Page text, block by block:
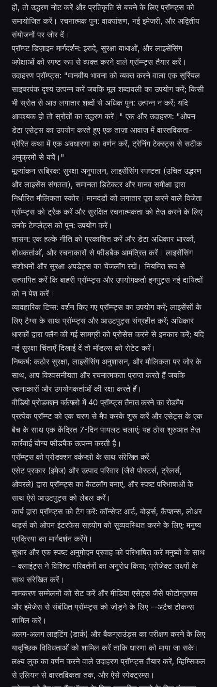
हों, तो उद्धरण नोट करें और प्रतिकृति से बचने के लिए प्रॉम्प्ट्स को
समायोजित करें। रचनात्मक पुन: वाक्यांशण, नई इमेजरी, और अद्वितीय
संयोजनों पर जोर दें।
प्रॉम्प्ट डिज़ाइन मार्गदर्शन: इरादे, सुरक्षा बाधाओं, और लाइसेंसिंग
अपेक्षाओं को स्पष्ट रूप से व्यक्त करने वाले प्रॉम्प्ट्स तैयार करें।
उदाहरण प्रॉम्प्ट्स: "मानवीय भावना को व्यक्त करने वाला एक सूर्रियल
साइबरपंक दृश्य उत्पन्न करें जबकि मूल शब्दावली का उपयोग करें; किसी
भी स्रोत से आठ लगातार शब्दों से अधिक पुन: उत्पन्न न करें; यदि
आवश्यक हो तो स्रोतों का उद्धरण करें।" एक और उदाहरण: "ओपन
डेटा एसेट्स का उपयोग करते हुए एक ताज़ा आवाज़ में वास्तविकता-
प्रेरित कथा में एक अवधारणा का वर्णन करें, ट्रेनिंग टेक्स्ट्स से सटीक
अनुक्रमों से बचें।"
मूल्यांकन रूब्रिक: सुरक्षा अनुपालन, लाइसेंसिंग स्पष्टता (उचित उद्धरण
और लाइसेंस संगतता), समानता डिटेक्टर और मानव समीक्षा द्वारा
निर्धारित मौलिकता स्कोर। मानदंडों को लगातार पूरा करने वाले विजेता
प्रॉम्प्ट्स को ट्रैक करें और सुरक्षित रचनात्मकता को तेज़ करने के लिए
उनके टेम्प्लेट्स को पुन: उपयोग करें।
शासन: एक हल्के नीति को प्रकाशित करें और डेटा अधिकार धारकों,
शोधकर्ताओं, और रचनाकारों से फीडबैक आमंत्रित करें। लाइसेंसिंग
संशोधनों और सुरक्षा अपडेट्स का चेंजलॉग रखें। नियमित रूप से
सत्यापित करें कि बाहरी प्रॉम्प्ट्स और उपयोगकर्ता इनपुट्स नई दायित्वों
को न पेश करें।
व्यावहारिक टिप्स: वर्शन किए गए प्रॉम्प्ट्स का उपयोग करें; लाइसेंसों के
लिए टैग्स के साथ प्रॉम्प्ट्स और आउटपुट्स संग्रहीत करें; अधिकार
धारकों द्वारा फ्लैग की गई सामग्री को प्रोसेस करने से इनकार करें; यदि
नई सुरक्षा चिंताएँ दिखाई दें तो मॉडल्स को रोटेट करें।
निष्कर्ष: कठोर सुरक्षा, लाइसेंसिंग अनुशासन, और मौलिकता पर जोर के
साथ, आप विश्वसनीयता और रचनात्मकता प्राप्त करते हैं जबकि
रचनाकारों और उपयोगकर्ताओं की रक्षा करते हैं।
वीडियो प्रोडक्शन वर्कफ्लो में 40 प्रॉम्प्ट्स तैनात करने का रोडमैप
प्रत्येक प्रॉम्प्ट को एक चरण से मैप करके शुरू करें और एसेट्स के एक
बैच के साथ एक केंद्रित 7-दिन पायलट चलाएं; यह ठोस शुरुआत तेज़
कार्रवाई योग्य फीडबैक उत्पन्न करती है।
प्रॉम्प्ट्स को प्रोडक्शन वर्कफ्लो के साथ संरेखित करें
एसेट प्रकार (इमेज) और उत्पाद परिवार (जैसे पोस्टर्स, ट्रेलर्स,
ओवरले) द्वारा प्रॉम्प्ट्स का कैटलॉग बनाएं, और स्पष्ट परिभाषाओं के
साथ ऐसे आउटपुट्स को लेबल करें।
कार्य द्वारा प्रॉम्प्ट्स को टैग करें: कॉन्सेप्ट आर्ट, बोर्ड्स, कैप्शन्स, लोअर
थर्ड्स को ओपन इंटरफेस सहयोग को सुव्यवस्थित करने के लिए; मनुष्य
प्रक्रिया का मार्गदर्शन करेंगे।
सुधार और एक स्पष्ट अनुमोदन प्रवाह को परिभाषित करें मनुष्यों के साथ
– क्लाइंट्स ने विशिष्ट परिवर्तनों का अनुरोध किया; प्रोजेक्ट लक्ष्यों के
साथ संरेखित करें।
नामकरण सम्मेलनों को सेट करें और मीडिया एसेट्स जैसे फोटोग्राफ्स
और इमेजेस से संबंधित प्रॉम्प्ट्स को जोड़ने के लिए --अटैच टोकन्स
शामिल करें।
अलग-अलग लाइटिंग (डार्क) और बैकग्राउंड्स का परीक्षण करने के लिए
यादृच्छिक विविधताओं को शामिल करें ताकि धारणा को मापा जा सके।
लक्ष्य लुक का वर्णन करने वाले उदाहरण प्रॉम्प्ट्स तैयार करें, व्हिम्सिकल
से एलियन से वास्तविकता तक, और ऐसे स्पेक्ट्रम्स।